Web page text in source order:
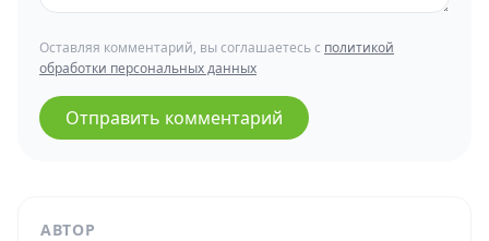
АВТОР
Оставляя комментарий, вы соглашаетесь с политикой
обработки персональных данных
Отправить комментарий